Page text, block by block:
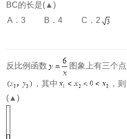
BC的长是(▲)
A．3
B．4 C．2
反比例函数 图象上有三个点
，其中 ，则
(▲)